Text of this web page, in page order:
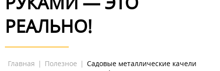
РЕАЛЬНО!
Главная | Полезное | Садовые металлические качели